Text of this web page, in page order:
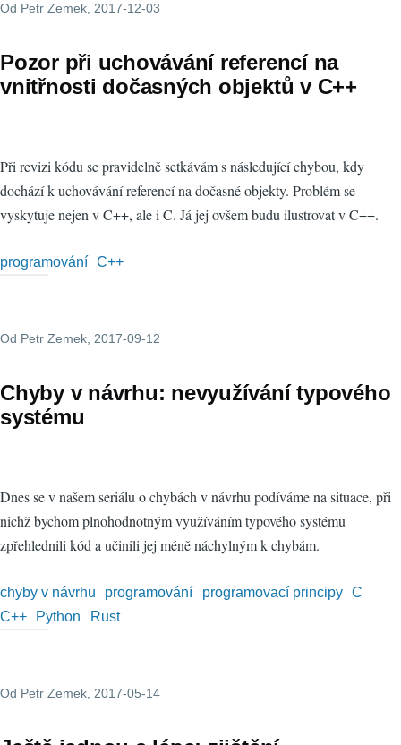
Od Petr Zemek , 2017-12-03
Pozor při uchovávání referencí na
vnitřnosti dočasných objektů v C++
Při revizi kódu se pravidelně setkávám s následující chybou, kdy
dochází k uchovávání referencí na dočasné objekty. Problém se
vyskytuje nejen v C++, ale i C. Já jej ovšem budu ilustrovat v C++.
programování C++
Od Petr Zemek , 2017-09-12
Chyby v návrhu: nevyužívání typového
systému
Dnes se v našem seriálu o chybách v návrhu podíváme na situace, při
nichž bychom plnohodnotným využíváním typového systému
zpřehlednili kód a učinili jej méně náchylným k chybám.
chyby v návrhu programování programovací principy
C
C++
Python Rust
Od Petr Zemek , 2017-05-14